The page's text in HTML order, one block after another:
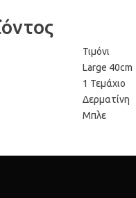
Τιμόνι
Large 40cm
1 Τεμάχιο
Δερματίνη
Μπλε